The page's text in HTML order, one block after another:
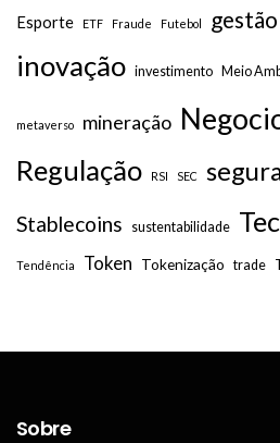
Esporte ETF Fraude Futebol gestão
inovação investimento Meio
metaverso mineração
Regulação RSI SEC
Stablecoins sustentabilidade
Tendência Token Tokenização trade
Sobre